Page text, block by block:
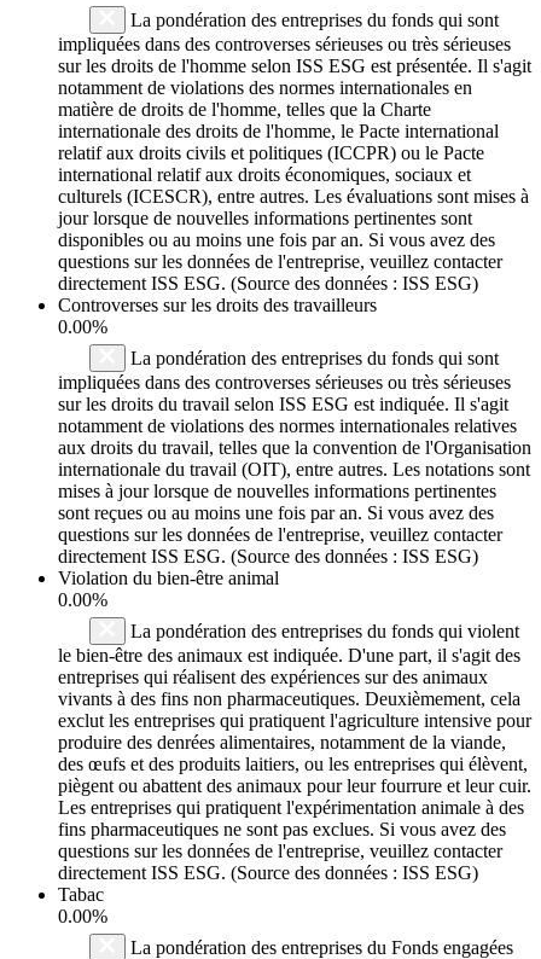
La pondération des entreprises du fonds qui sont
impliquées dans des controverses sérieuses ou très sérieuses
sur les droits de l'homme selon ISS ESG est présentée. Il s'agit
notamment de violations des normes internationales en
matière de droits de l'homme, telles que la Charte
internationale des droits de l'homme, le Pacte international
relatif aux droits civils et politiques (ICCPR) ou le Pacte
international relatif aux droits économiques, sociaux et
culturels (ICESCR), entre autres. Les évaluations sont mises à
jour lorsque de nouvelles informations pertinentes sont
disponibles ou au moins une fois par an. Si vous avez des
questions sur les données de l'entreprise, veuillez contacter
directement ISS ESG. (Source des données : ISS ESG)
Controverses sur les droits des travailleurs
0.00%
La pondération des entreprises du fonds qui sont
impliquées dans des controverses sérieuses ou très sérieuses
sur les droits du travail selon ISS ESG est indiquée. Il s'agit
notamment de violations des normes internationales relatives
aux droits du travail, telles que la convention de l'Organisation
internationale du travail (OIT), entre autres. Les notations sont
mises à jour lorsque de nouvelles informations pertinentes
sont reçues ou au moins une fois par an. Si vous avez des
questions sur les données de l'entreprise, veuillez contacter
directement ISS ESG. (Source des données : ISS ESG)
Violation du bien-être animal
0.00%
La pondération des entreprises du fonds qui violent
le bien-être des animaux est indiquée. D'une part, il s'agit des
entreprises qui réalisent des expériences sur des animaux
vivants à des fins non pharmaceutiques. Deuxièmement, cela
exclut les entreprises qui pratiquent l'agriculture intensive pour
produire des denrées alimentaires, notamment de la viande,
des œufs et des produits laitiers, ou les entreprises qui élèvent,
piègent ou abattent des animaux pour leur fourrure et leur cuir.
Les entreprises qui pratiquent l'expérimentation animale à des
fins pharmaceutiques ne sont pas exclues. Si vous avez des
questions sur les données de l'entreprise, veuillez contacter
directement ISS ESG. (Source des données : ISS ESG)
Tabac
0.00%
La pondération des entreprises du Fonds engagées